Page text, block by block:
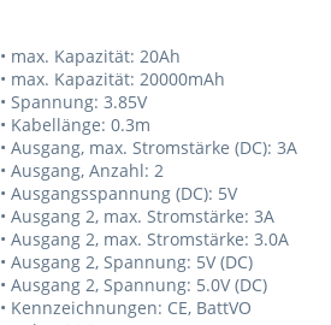
• max. Kapazität: 20Ah
• max. Kapazität: 20000mAh
• Spannung: 3.85V
• Kabellänge: 0.3m
• Ausgang, max. Stromstärke (DC): 3A
• Ausgang, Anzahl: 2
• Ausgangsspannung (DC): 5V
• Ausgang 2, max. Stromstärke: 3A
• Ausgang 2, max. Stromstärke: 3.0A
• Ausgang 2, Spannung: 5V (DC)
• Ausgang 2, Spannung: 5.0V (DC)
• Kennzeichnungen: CE, BattVO